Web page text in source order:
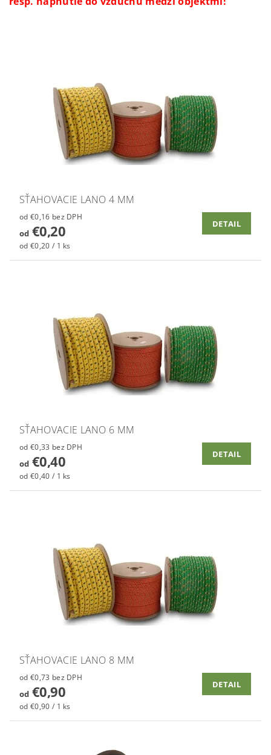
SŤAHOVACIE LANO 4 MM
od €0,16 bez DPH
od€0,20
od €0,20 / 1 ks
DETAIL
SŤAHOVACIE LANO 6 MM
od €0,33 bez DPH
od€0,40
od €0,40 / 1 ks
DETAIL
SŤAHOVACIE LANO 8 MM
od €0,73 bez DPH
od€0,90
od €0,90 / 1 ks
DETAIL